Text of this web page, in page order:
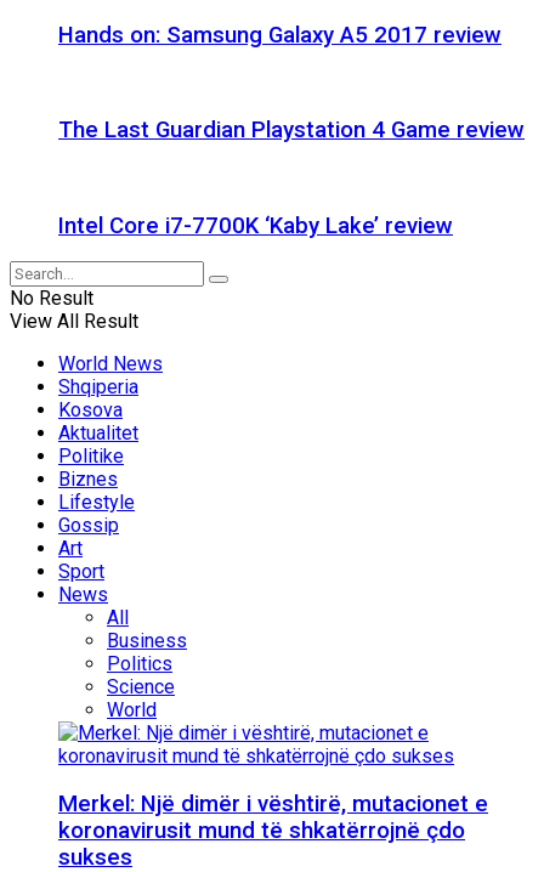
Hands on: Samsung Galaxy A5 2017 review
The Last Guardian Playstation 4 Game review
Intel Core i7-7700K ‘Kaby Lake’ review
No Result
View All Result
World News
Shqiperia
Kosova
Aktualitet
Politike
Biznes
Lifestyle
Gossip
Art
Sport
News
All
Business
Politics
Science
World
Merkel: Një dimër i vështirë, mutacionet e
koronavirusit mund të shkatërrojnë çdo
sukses